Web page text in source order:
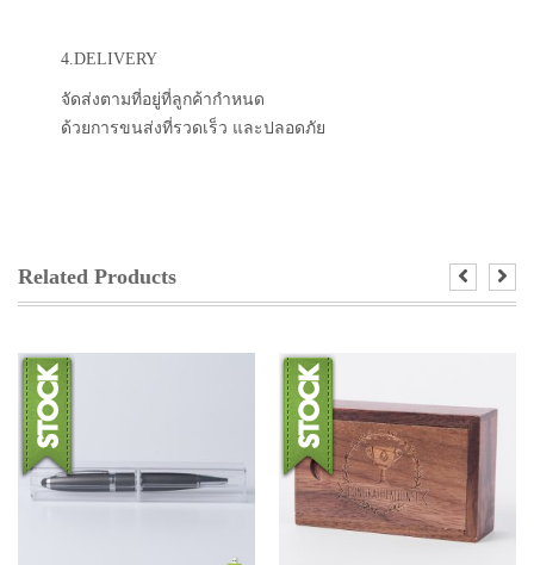
4.DELIVERY
จัดส่งตามที่อยู่ที่ลูกค้ากำหนด
ด้วยการขนส่งที่รวดเร็ว และปลอดภัย
Related Products